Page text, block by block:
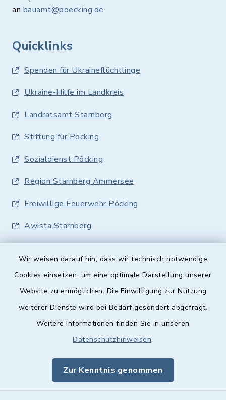
Wir weisen darauf hin, dass wir technisch notwendige
Cookies einsetzen, um eine optimale Darstellung unserer
Website zu ermöglichen. Die Einwilligung zur Nutzung
weiterer Dienste wird bei Bedarf gesondert abgefragt.
Weitere Informationen finden Sie in unseren
Datenschutzhinweisen.
Zur Kenntnis genommen
In Karte anzeigen
an bauamt@poecking.de.
Quicklinks
Spenden für Ukraineflüchtlinge
Ukraine-Hilfe im Landkreis
Landratsamt Starnberg
Stiftung für Pöcking
Sozialdienst Pöcking
Region Starnberg Ammersee
Freiwillige Feuerwehr Pöcking
Awista Starnberg
Barrierefreiheit